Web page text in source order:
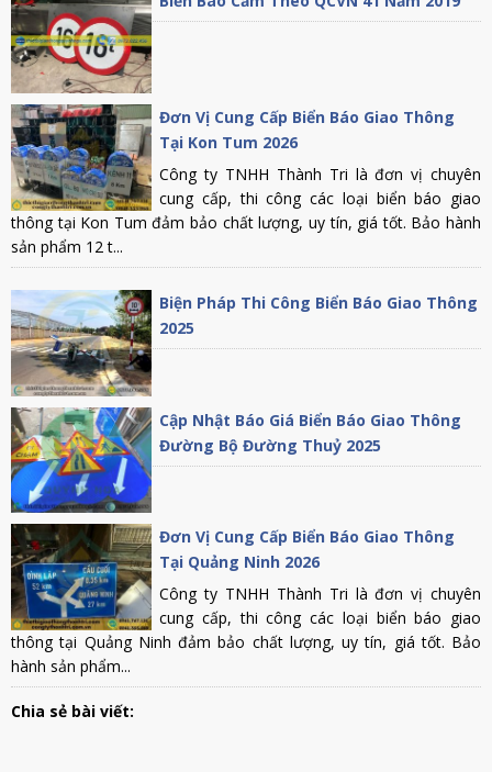
Đơn Vị Cung Cấp Biển Báo Giao Thông
Tại Kon Tum 2026
Công ty TNHH Thành Tri là đơn vị chuyên
cung cấp, thi công các loại biển báo giao
thông tại Kon Tum đảm bảo chất lượng, uy tín, giá tốt. Bảo hành
sản phẩm 12 t...
Biện Pháp Thi Công Biển Báo Giao Thông
2025
Cập Nhật Báo Giá Biển Báo Giao Thông
Đường Bộ Đường Thuỷ 2025
Đơn Vị Cung Cấp Biển Báo Giao Thông
Tại Quảng Ninh 2026
Công ty TNHH Thành Tri là đơn vị chuyên
cung cấp, thi công các loại biển báo giao
thông tại Quảng Ninh đảm bảo chất lượng, uy tín, giá tốt. Bảo
hành sản phẩm...
Chia sẻ bài viết: